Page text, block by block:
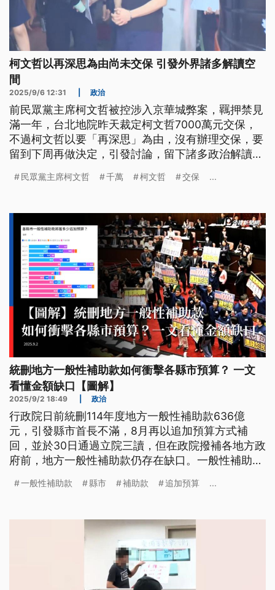
柯文哲以再深思為由尚未交保 引發外界諸多解讀空
間
2025/9/6 12:31 政治
前民眾黨主席柯文哲被控涉入京華城弊案，羈押禁見
滿一年，台北地院昨天裁定柯文哲7000萬元交保，
不過柯文哲以要「再深思」為由，沒有辦理交保，要
留到下周再做決定，引發討論，留下諸多政治解讀的
民眾黨主席柯文哲 千萬 柯文哲 交保 ...
統刪地方一般性補助款如何衝擊各縣市預算？ 一文
看懂金額缺口【圖解】
2025/9/2 18:49 政治
行政院日前統刪114年度地方一般性補助款636億
元，引發縣市首長不滿，8月再以追加預算方式補
回，並於30日通過立院三讀，但在政院撥補各地方政
府前，地方一般性補助款仍存在缺口。一般性補助款
新聞網》從中央預算編列情形到追加補助金額一文解
一般性補助款 縣市 補助款 追加預算 ...